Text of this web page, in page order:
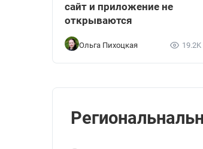
сайт и приложение не
открываются
Ольга Пихоцкая 19.2K